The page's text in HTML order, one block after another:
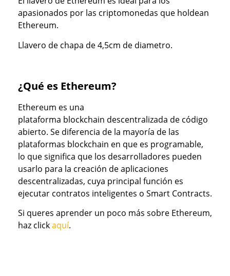
apasionados por las criptomonedas que holdean
Ethereum.
Llavero de chapa de 4,5cm de diametro.
¿Qué es Ethereum?
Ethereum es una
plataforma blockchain descentralizada de código
abierto. Se diferencia de la mayoría de las
plataformas blockchain en que es programable,
lo que significa que los desarrolladores pueden
usarlo para la creación de aplicaciones
descentralizadas, cuya principal función es
ejecutar contratos inteligentes o Smart Contracts.
Si queres aprender un poco más sobre Ethereum,
haz clickaquí.